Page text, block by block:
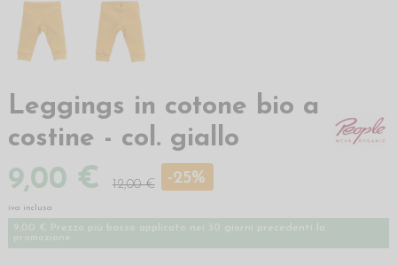
Leggings in cotone bio a
costine - col. giallo
9,00 € 12,00 € -25%
iva inclusa
9,00 € Prezzo più basso applicato nei 30 giorni precedenti la
promozione